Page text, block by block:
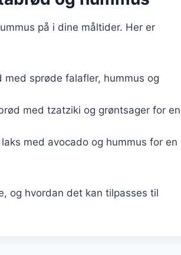
på i dine måltider. Her er
med sprøde falafler, hummus og
med tzatziki og grøntsager for en
med avocado og hummus for en
og hvordan det kan tilpasses til